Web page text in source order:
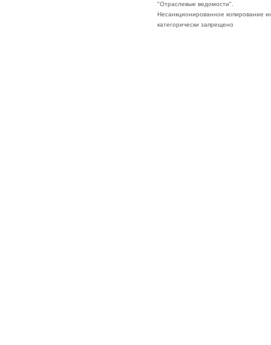
"Отраслевые ведомости".
Несанкционированное копирование
категорически запрещено